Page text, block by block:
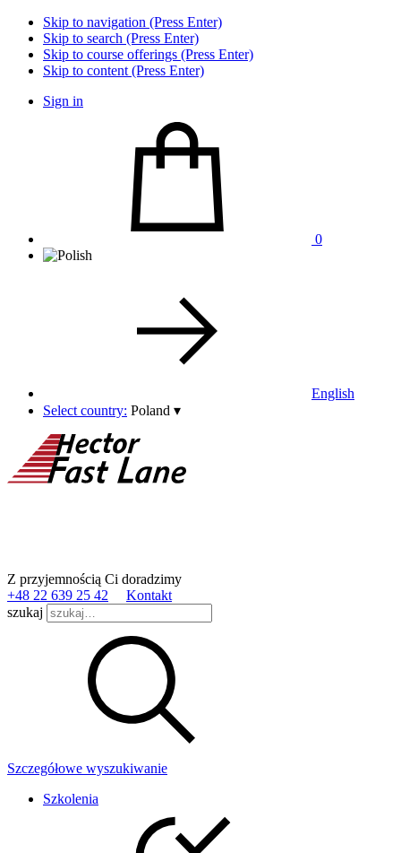
Skip to navigation (Press Enter)
Skip to search (Press Enter)
Skip to course offerings (Press Enter)
Skip to content (Press Enter)
Sign in
0
English
Select country: Poland ▾
Z przyjemnością Ci doradzimy
+48 22 639 25 42
Kontakt
szukaj
Szczegółowe wyszukiwanie
Szkolenia